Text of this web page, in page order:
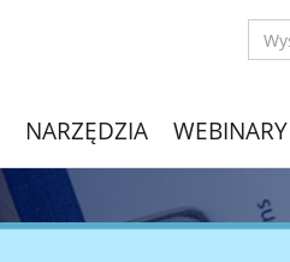
NARZĘDZIA WEBINARY